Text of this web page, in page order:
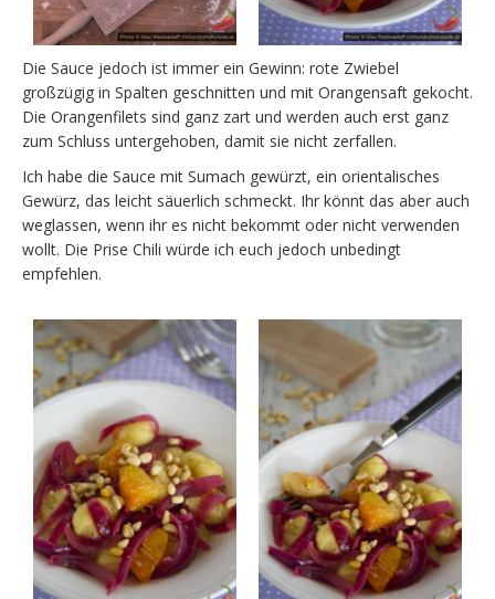
Die Sauce jedoch ist immer ein Gewinn: rote Zwiebel
großzügig in Spalten geschnitten und mit Orangensaft gekocht.
Die Orangenfilets sind ganz zart und werden auch erst ganz
zum Schluss untergehoben, damit sie nicht zerfallen.
Ich habe die Sauce mit Sumach gewürzt, ein orientalisches
Gewürz, das leicht säuerlich schmeckt. Ihr könnt das aber auch
weglassen, wenn ihr es nicht bekommt oder nicht verwenden
wollt. Die Prise Chili würde ich euch jedoch unbedingt
empfehlen.